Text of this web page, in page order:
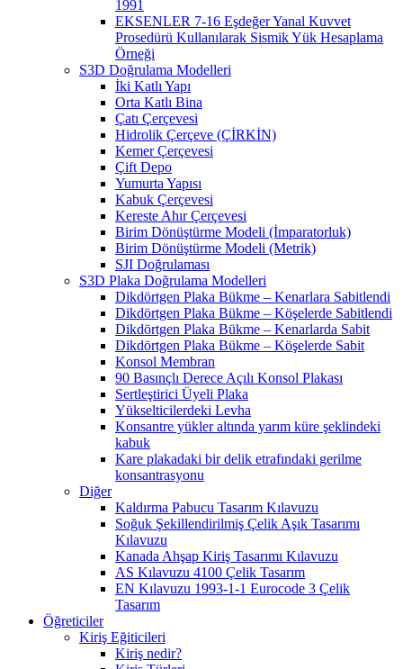
1991
EKSENLER 7-16 Eşdeğer Yanal Kuvvet
Prosedürü Kullanılarak Sismik Yük Hesaplama
Örneği
S3D Doğrulama Modelleri
İki Katlı Yapı
Orta Katlı Bina
Çatı Çerçevesi
Hidrolik Çerçeve (ÇİRKİN)
Kemer Çerçevesi
Çift Depo
Yumurta Yapısı
Kabuk Çerçevesi
Kereste Ahır Çerçevesi
Birim Dönüştürme Modeli (İmparatorluk)
Birim Dönüştürme Modeli (Metrik)
SJI Doğrulaması
S3D Plaka Doğrulama Modelleri
Dikdörtgen Plaka Bükme – Kenarlara Sabitlendi
Dikdörtgen Plaka Bükme – Köşelerde Sabitlendi
Dikdörtgen Plaka Bükme – Kenarlarda Sabit
Dikdörtgen Plaka Bükme – Köşelerde Sabit
Konsol Membran
90 Basınçlı Derece Açılı Konsol Plakası
Sertleştirici Üyeli Plaka
Yükselticilerdeki Levha
Konsantre yükler altında yarım küre şeklindeki
kabuk
Kare plakadaki bir delik etrafındaki gerilme
konsantrasyonu
Diğer
Kaldırma Pabucu Tasarım Kılavuzu
Soğuk Şekillendirilmiş Çelik Aşık Tasarımı
Kılavuzu
Kanada Ahşap Kiriş Tasarımı Kılavuzu
AS Kılavuzu 4100 Çelik Tasarım
EN Kılavuzu 1993-1-1 Eurocode 3 Çelik
Tasarım
Öğreticiler
Kiriş Eğiticileri
Kiriş nedir?